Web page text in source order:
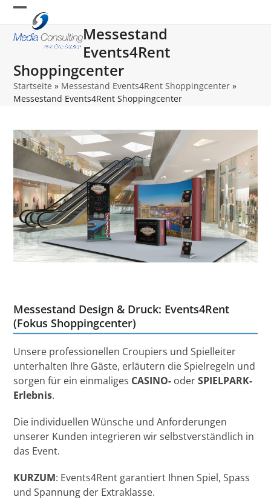
Skip
content
Open
mobile
menu
Close
mobile
menu
Messestand
Events4Rent
Shoppingcenter
Startseite » Messestand Events4Rent Shoppingcenter »
Messestand Events4Rent Shoppingcenter
Messestand Design & Druck: Events4Rent
(Fokus Shoppingcenter)
Unsere professionellen Croupiers und Spielleiter
unterhalten Ihre Gäste, erläutern die Spielregeln und
sorgen für ein einmaliges CASINO- oderSPIELPARK-
Erlebnis.
Die individuellen Wünsche und Anforderungen
unserer Kunden integrieren wir selbstverständlich in
das Event.
KURZUM: Events4Rent garantiert Ihnen Spiel, Spass
und Spannung der Extraklasse.